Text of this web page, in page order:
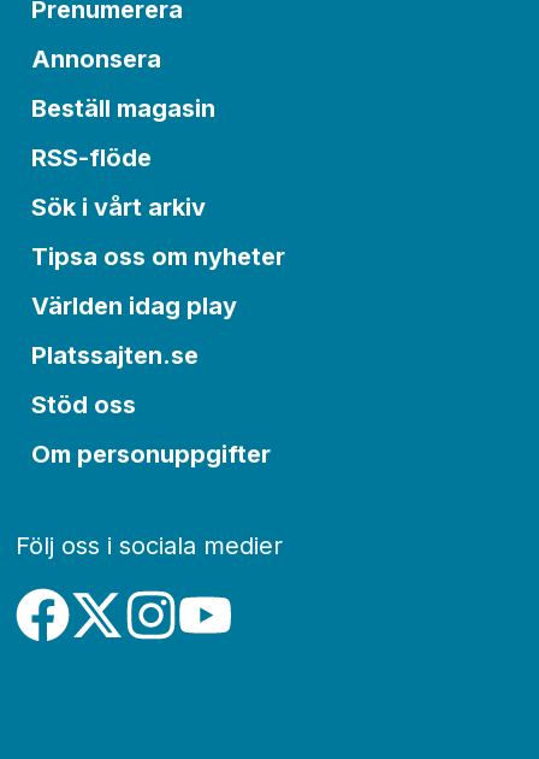
Prenumerera
Annonsera
Beställ magasin
RSS-flöde
Sök i vårt arkiv
Tipsa oss om nyheter
Världen idag play
Platssajten.se
Stöd oss
Om personuppgifter
Följ oss i sociala medier